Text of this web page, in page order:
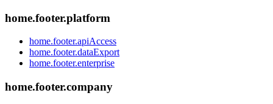
home.footer.platform
home.footer.apiAccess
home.footer.dataExport
home.footer.enterprise
home.footer.company